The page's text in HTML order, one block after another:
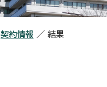
契約情報 結果